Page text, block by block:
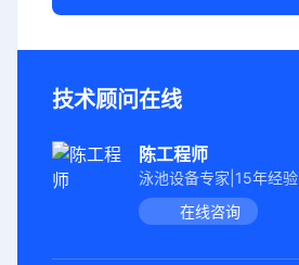
技术顾问在线
陈工程师
泳池设备专家|15年经验
在线咨询